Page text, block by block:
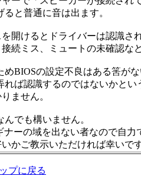
と普通に音は出ます。
開けるとドライバーは認識さ
続ミス、ミュートの未確認な
めBIOSの設定不良はある筈が
れば認識するのではないかとい
ません。
でも構いません。
ナーの域を出ない者なので自力
かご教示いただければ幸いです
プに戻る